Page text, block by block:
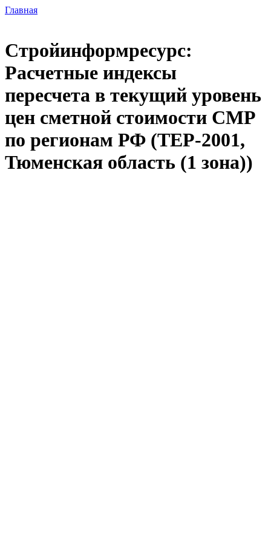
Главная
Стройинформресурс:
Расчетные индексы
пересчета в текущий уровень
цен сметной стоимости СМР
по регионам РФ (ТЕР-2001,
Тюменская область (1 зона))